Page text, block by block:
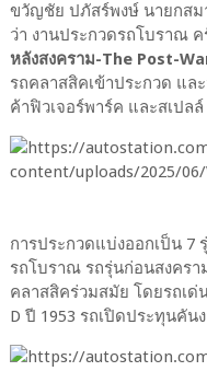
ขวัญชัย ปภัสร์พงษ์ นายกสม
ว่า งานประกวดรถโบราณ
หลังสงคราม-The Post-
รถคลาสสิคเข้าประกวด แ
ค้าฟิวเจอร์พาร์ค และสเปลล์
การประกวดแบ่งออกเป็น 7
รถโบราณ รถรุ่นก่อนสงครา
คลาสสิคร่วมสมัย โดยรถเด่
D ปี 1953 รถเปิดประทุนคัน